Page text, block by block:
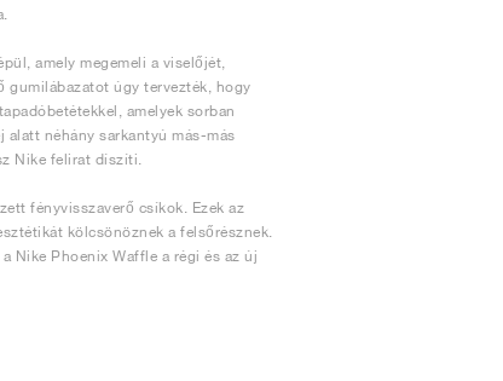
amely megemeli a viselőjét,
gumilábazatot úgy tervezték, hogy
amelyek sorban
néhány sarkantyú más-más
Nike felirat díszíti.
fényvisszaverő csíkok. Ezek az
kölcsönöznek a felsőrésznek.
Nike Phoenix Waffle a régi és az új